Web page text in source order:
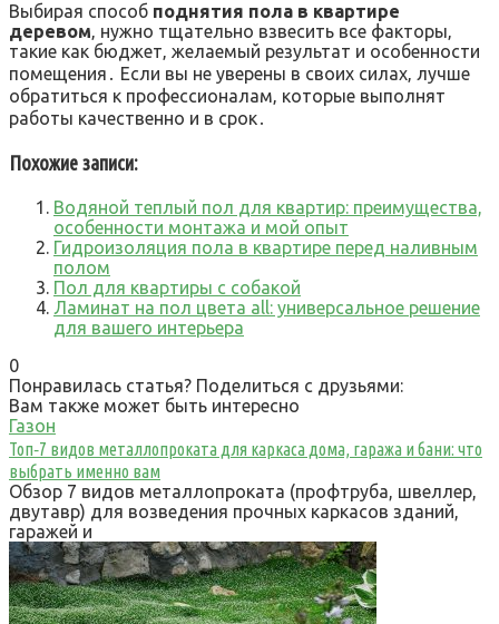
Выбирая способ поднятия пола в квартире
деревом‚ нужно тщательно взвесить все факторы‚
такие как бюджет‚ желаемый результат и особенности
помещения․ Если вы не уверены в своих силах‚ лучше
обратиться к профессионалам‚ которые выполнят
работы качественно и в срок․
Похожие записи:
Водяной теплый пол для квартир: преимущества,
особенности монтажа и мой опыт
Гидроизоляция пола в квартире перед наливным
полом
Пол для квартиры с собакой
Ламинат на пол цвета all: универсальное решение
для вашего интерьера
0
Понравилась статья? Поделиться с друзьями:
Вам также может быть интересно
Газон
Топ‑7 видов металлопроката для каркаса дома, гаража и бани: что
выбрать именно вам
Обзор 7 видов металлопроката (профтруба, швеллер,
двутавр) для возведения прочных каркасов зданий,
гаражей и